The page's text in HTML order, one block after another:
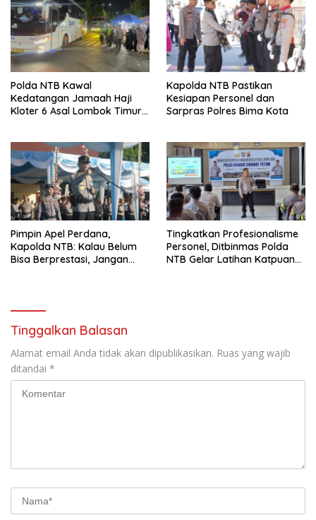
Polda NTB Kawal
Kedatangan Jamaah Haji
Kloter 6 Asal Lombok Timur,
Lancar
Kapolda NTB Pastikan
Kesiapan Personel dan
Sarpras Polres Bima Kota
Pimpin Apel Perdana,
Kapolda NTB: Kalau Belum
Bisa Berprestasi, Jangan
Tingkatkan Profesionalisme
Personel, Ditbinmas Polda
NTB Gelar Latihan Katpuan
Tinggalkan Balasan
Alamat email Anda tidak akan dipublikasikan. Ruas yang wajib
ditandai *